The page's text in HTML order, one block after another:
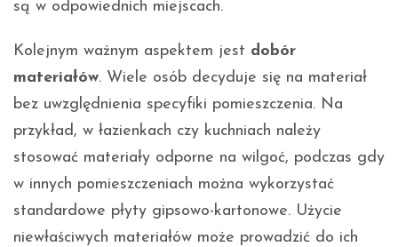
są w odpowiednich miejscach.
Kolejnym ważnym aspektem jest dobór
materiałów. Wiele osób decyduje się na materiał
bez uwzględnienia specyfiki pomieszczenia. Na
przykład, w łazienkach czy kuchniach należy
stosować materiały odporne na wilgoć, podczas gdy
w innych pomieszczeniach można wykorzystać
standardowe płyty gipsowo-kartonowe. Użycie
niewłaściwych materiałów może prowadzić do ich